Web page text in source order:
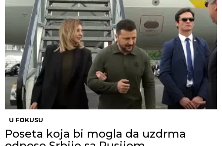
U FOKUSU
Poseta koja bi mogla da uzdrma